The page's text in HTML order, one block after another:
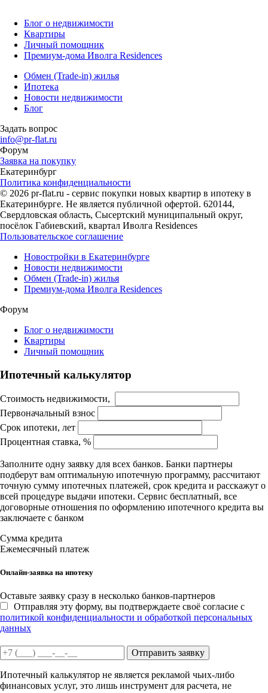
Блог о недвижимости
Квартиры
Личный помощник
Премиум-дома Иволга Residences
Обмен (Trade-in) жилья
Ипотека
Новости недвижимости
Блог
Задать вопрос
info@pr-flat.ru
Форум
Заявка на покупку
Екатеринбург
Политика конфиденциальности
© 2026 pr-flat.ru - сервис покупки новых квартир в ипотеку в
Екатеринбурге. Не является публичной офертой. 620144,
Свердловская область, Сысертский муниципальный округ,
посёлок Габиевский, квартал Иволга Residences
Пользовательское соглашение
Новостройки в Екатеринбурге
Новости недвижимости
Обмен (Trade-in) жилья
Премиум-дома Иволга Residences
Форум
Блог о недвижимости
Квартиры
Личный помощник
Ипотечный калькулятор
Стоимость недвижимости,
Первоначальный взнос
Срок ипотеки, лет
Процентная ставка, %
Заполните одну заявку для всех банков. Банки партнеры
подберут вам оптимальную ипотечную программу, рассчитают
точную сумму ипотечных платежей, срок кредита и расскажут о
всей процедуре выдачи ипотеки. Сервис бесплатный, все
договорные отношения по оформлению ипотечного кредита вы
заключаете с банком
Сумма кредита
Ежемесячный платеж
Онлайн-заявка на ипотеку
Оставьте заявку сразу в несколько банков-партнеров
Отправляя эту форму, вы подтверждаете своё согласие с
политикой конфиденциальности и обработкой персональных
данных
Отправить заявку
Ипотечный калькулятор не является рекламой чьих-либо
финансовых услуг, это лишь инструмент для расчета, не